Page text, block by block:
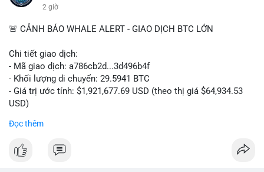
#vlikevn #titanbot
📰 Nguồn: Cointelegraph
2 giờ
🚨 CẢNH BÁO WHALE ALERT - GIAO DỊCH BTC LỚN
Chi tiết giao dịch:
- Mã giao dịch: a786cb2d...3d496b4f
- Khối lượng di chuyển: 29.5941 BTC
- Giá trị ước tính: $1,921,677.69 USD (theo thị giá $64,934.53
USD)
USD được thực hiện trong một khối chưa xác nhận cho thấy
Đọc thêm